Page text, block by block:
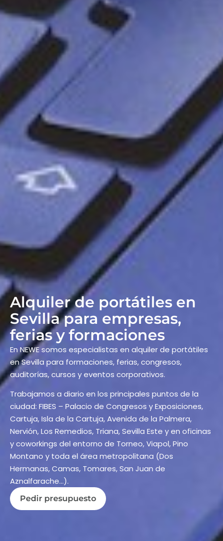
Alquiler de portátiles en
Sevilla para empresas,
ferias y formaciones
En NEWE somos especialistas en alquiler de portátiles
en Sevilla para formaciones, ferias, congresos,
auditorías, cursos y eventos corporativos.
Trabajamos a diario en los principales puntos de la
ciudad: FIBES – Palacio de Congresos y Exposiciones,
Cartuja, Isla de la Cartuja, Avenida de la Palmera,
Nervión, Los Remedios, Triana, Sevilla Este y en oficinas
y coworkings del entorno de Torneo, Viapol, Pino
Montano y toda el área metropolitana (Dos
Hermanas, Camas, Tomares, San Juan de
Aznalfarache…).
Pedir presupuesto